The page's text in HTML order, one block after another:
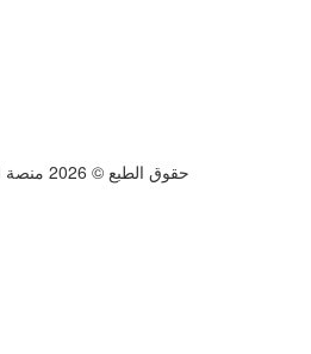
حقوق الطبع © 2026 منصة المدرسة الذكية الفلسطينية